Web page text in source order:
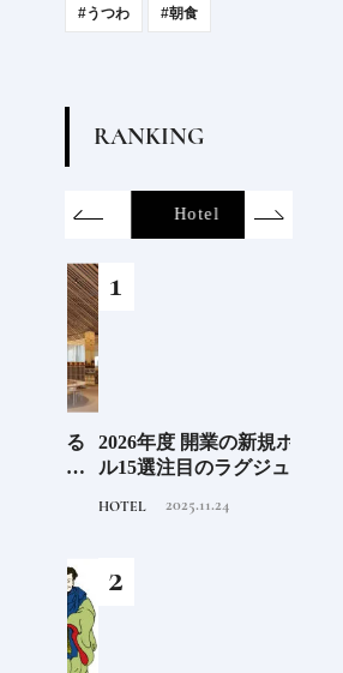
#うつわ #朝食
RANKING
Hotel
2026年度 開業の新規ホテ
ル15選注目のラグジュア
点となるシティホテルま
HOTEL 2025.11.24